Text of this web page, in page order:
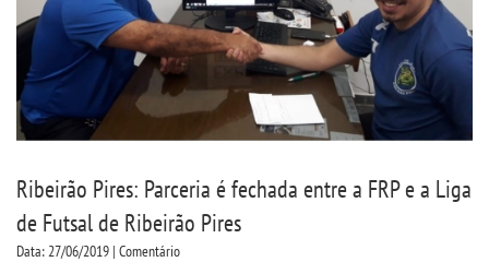
Ribeirão Pires: Parceria é fechada entre a FRP e a Liga
de Futsal de Ribeirão Pires
Data: 27/06/2019 | Comentário